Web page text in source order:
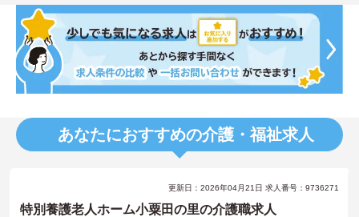
あなたにおすすめの介護・福祉求人
更新日：2026年04月21日 求人番号：9736271
特別養護老人ホーム小粟田の里の介護職求人